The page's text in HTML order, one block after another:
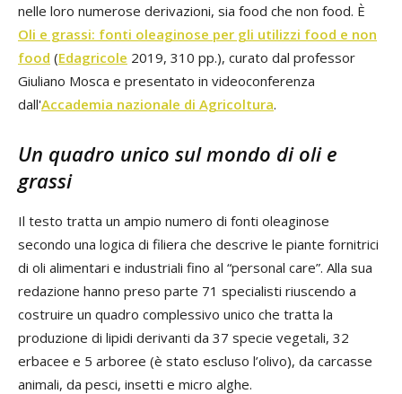
nelle loro numerose derivazioni, sia food che non food. È
Oli e grassi: fonti oleaginose per gli utilizzi food e non
food (Edagricole 2019, 310 pp.), curato dal professor
Giuliano Mosca e presentato in videoconferenza
dall'Accademia nazionale di Agricoltura.
Un quadro unico sul mondo di oli e
grassi
Il testo tratta un ampio numero di fonti oleaginose
secondo una logica di filiera che descrive le piante fornitrici
di oli alimentari e industriali fino al “personal care”. Alla sua
redazione hanno preso parte 71 specialisti riuscendo a
costruire un quadro complessivo unico che tratta la
produzione di lipidi derivanti da 37 specie vegetali, 32
erbacee e 5 arboree (è stato escluso l’olivo), da carcasse
animali, da pesci, insetti e micro alghe.